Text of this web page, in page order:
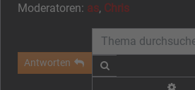
Moderatoren: as, Chris
Antworten